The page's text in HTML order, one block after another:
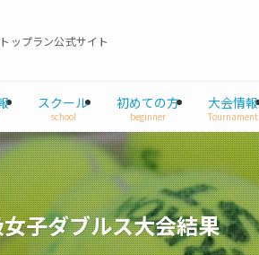
ップラン公式サイト
スクール
school
初めての方
beginner
大会情報
Tournament
子ダブルス大会結果